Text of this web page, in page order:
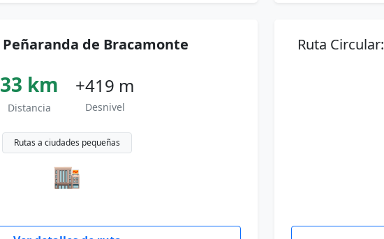
Peñaranda de Bracamonte
33 km
Distancia
+419 m
Desnivel
Rutas a ciudades pequeñas
🏬
Ruta Circular: